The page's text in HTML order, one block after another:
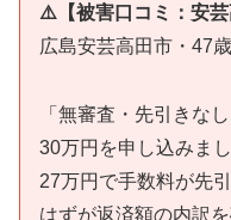
⚠️【被害口コミ：安芸
広島安芸高田市・47
「無審査・先引きな
30万円を申し込みま
27万円で手数料が先
はずが返済額の内訳